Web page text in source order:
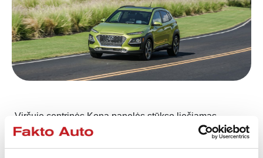
„Viršuje centrinės Kona panelės stūkso liečiamas
ekranas su įprastais mygtukais šonuose, kurie leidžia